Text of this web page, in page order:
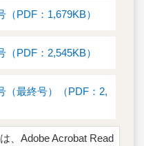
PDF：1,679KB）
PDF：2,545KB）
（最終号）（PDF：2,
、Adobe Acrobat Read